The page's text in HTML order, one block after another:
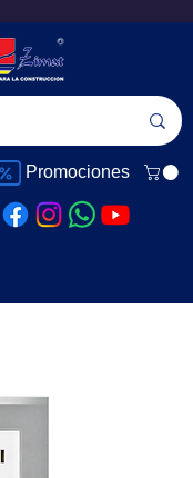
Promociones